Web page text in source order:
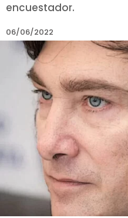
encuestador.
06/06/2022